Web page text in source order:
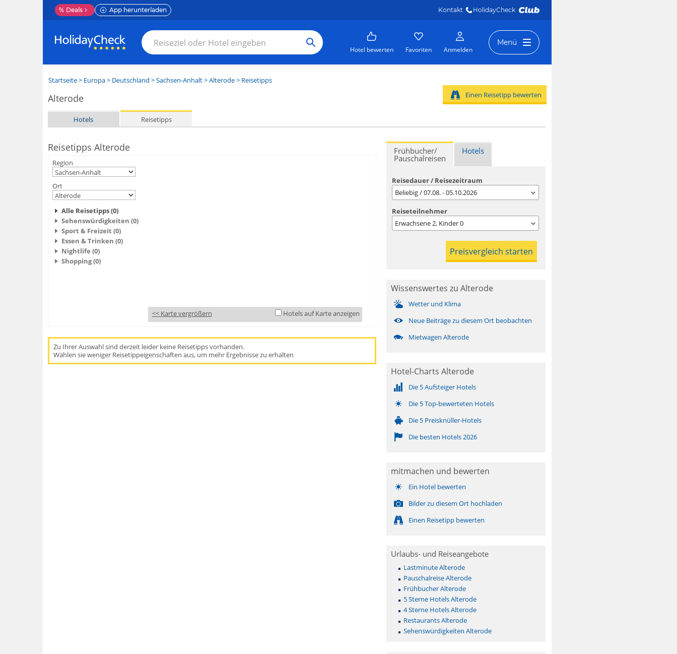
% Deals App herunterladen Kontakt HolidayCheck
Hotel bewerten Favoriten Anmelden
Menü
Startseite> Europa> Deutschland >Sachsen-Anhalt>Alterode> Reisetipps
Alterode
Hotels Reisetipps
Einen Reisetipp bewerten
Reisetipps Alterode
Region
Ort
Alle Reisetipps (0)
Sehenswürdigkeiten (0)
Sport & Freizeit (0)
Essen & Trinken (0)
Nightlife (0)
Shopping (0)
<< Karte vergrößern Hotels auf Karte anzeigen
Zu Ihrer Auswahl sind derzeit leider keine Reisetipps vorhanden.
Wählen sie weniger Reisetippeigenschaften aus, um mehr Ergebnisse zu erhalten
Frühbucher/
Pauschalreisen
Hotels
Reisedauer / Reisezeitraum
Beliebig / 07.08. - 05.10.2026
Reiseteilnehmer
Erwachsene2, Kinder0
Wissenswertes zu Alterode
Wetter und Klima
Neue Beiträge zu diesem Ort beobachten
Mietwagen Alterode
Hotel-Charts Alterode
Die 5 Aufsteiger Hotels
Die 5 Top-bewerteten Hotels
Die 5 Preisknüller-Hotels
Die besten Hotels 2026
mitmachen und bewerten
Ein Hotel bewerten
Bilder zu diesem Ort hochladen
Einen Reisetipp bewerten
Urlaubs- und Reiseangebote
Lastminute Alterode
Pauschalreise Alterode
Frühbucher Alterode
5 Sterne Hotels Alterode
4 Sterne Hotels Alterode
Restaurants Alterode
Sehenswürdigkeiten Alterode